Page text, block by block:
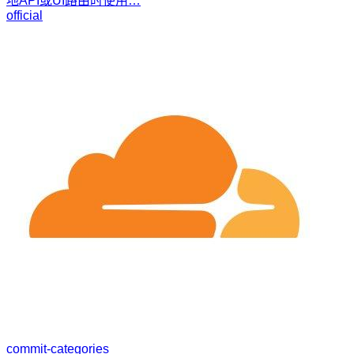
official
commit-categories